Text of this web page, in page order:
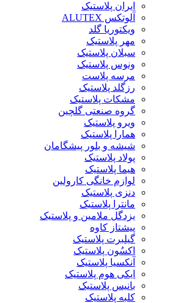
ایران پلاستیک
آلوتکس ALUTEX
ویکتوریا گلد
مهر پلاستیک
سبلان پلاستیک
ونوس پلاستیک
مرسه پلاست
رزگلد پلاستیک
مشکات پلاستیک
گروه صنعتی گلچین
ویرو پلاستیک
همارا پلاستیک
شیشه و بلور پیشگامان
پولاد پلاستیک
هیما پلاستیک
لوازم خانگی کارولین
دنزی پلاستیک
مانترا پلاستیک
یزدگل ملامین و پلاستیک
پیشتاز کاوه
گیلبرت پلاستیک
اکسُون پلاستیک
آنکسیا پلاستیک
ایکی هوم پلاستیک
بانیس پلاستیک
کلبه پلاستیک